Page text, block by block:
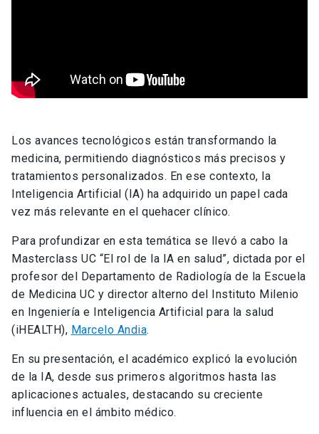
Los avances tecnológicos están transformando la
medicina, permitiendo diagnósticos más precisos y
tratamientos personalizados. En ese contexto, la
Inteligencia Artificial (IA) ha adquirido un papel cada
vez más relevante en el quehacer clínico.
Para profundizar en esta temática se llevó a cabo la
Masterclass UC “El rol de la IA en salud”, dictada por el
profesor del Departamento de Radiología de la Escuela
de Medicina UC y director alterno del Instituto Milenio
en Ingeniería e Inteligencia Artificial para la salud
(iHEALTH), Marcelo Andia.
En su presentación, el académico explicó la evolución
de la IA, desde sus primeros algoritmos hasta las
aplicaciones actuales, destacando su creciente
influencia en el ámbito médico.